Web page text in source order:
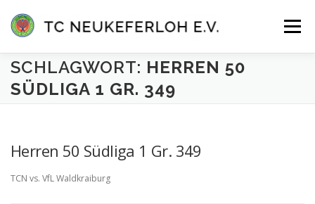
Inhalt
springen
Menü
VEREIN MANNSCHAFTEN
SCHLAGWORT: HERREN 50
SÜDLIGA 1 GR. 349
Herren 50 Südliga 1 Gr. 349
TCN vs. VfL Waldkraiburg